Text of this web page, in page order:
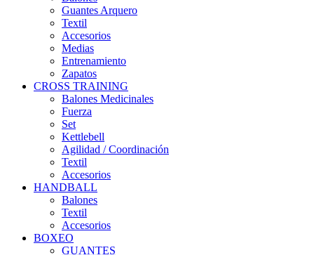
Guantes Arquero
Textil
Accesorios
Medias
Entrenamiento
Zapatos
CROSS TRAINING
Balones Medicinales
Fuerza
Set
Kettlebell
Agilidad / Coordinación
Textil
Accesorios
HANDBALL
Balones
Textil
Accesorios
BOXEO
GUANTES